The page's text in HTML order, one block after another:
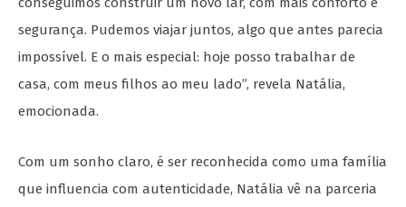
segurança. Pudemos viajar juntos, algo que antes parecia
impossível. E o mais especial: hoje posso trabalhar de
casa, com meus filhos ao meu lado”, revela Natália,
emocionada.
Com um sonho claro, é ser reconhecida como uma família
que influencia com autenticidade, Natália vê na parceria